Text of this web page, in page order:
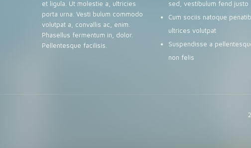
et ligula. Ut molestie a, ultricies
porta urna. Vesti bulum commodo
volutpat a, convallis ac, enim.
Phasellus fermentum in, dolor.
Pellentesque facilisis.
sed, vestibulum fend justo
Cum sociis natoque
ultrices volutpat
Suspendisse a
non felis